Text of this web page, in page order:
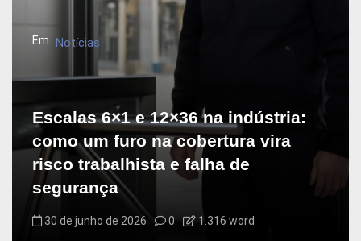
Em Notícias
Escalas 6×1 e 12×36 na indústria:
como um furo na cobertura vira
risco trabalhista e falha de
segurança
30 de junho de 2026 0 1.316 word